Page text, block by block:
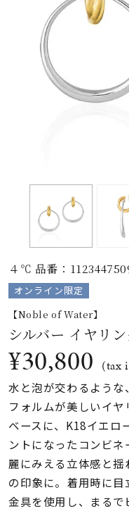
カテゴリー
誕生石
モチーフ
石の色
ファッションテイス
ト
着用シーン
コレクション
レディース
リングサイズ
４℃ 品番：
オンライン限定
【Noble of Water】
シルバー イヤリ
¥30,800 (tax
水と泡が交わるよう
フォルムが美しいイ
ベースに、K18イエロ
ントになったコンビ
麗にみえる立体感と
の印象に。着用時に
金具を使用し、まる